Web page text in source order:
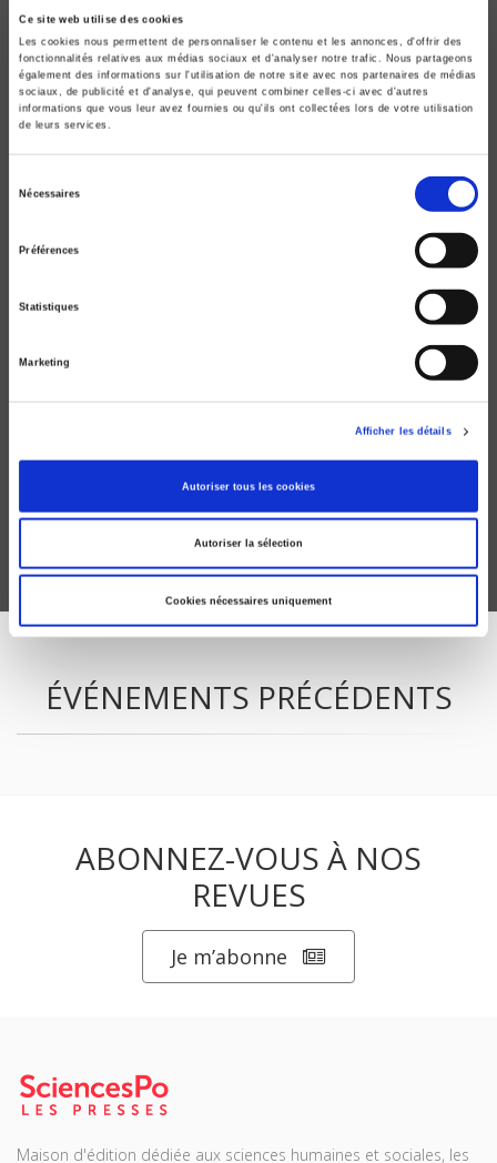
Ce site web utilise des cookies
Les cookies nous permettent de personnaliser le contenu et les annonces, d'offrir des
fonctionnalités relatives aux médias sociaux et d'analyser notre trafic. Nous partageons
également des informations sur l'utilisation de notre site avec nos partenaires de médias
sociaux, de publicité et d'analyse, qui peuvent combiner celles-ci avec d'autres
informations que vous leur avez fournies ou qu'ils ont collectées lors de votre utilisation
de leurs services.
Nécessaires
Préférences
Statistiques
Marketing
Afficher les détails
Autoriser tous les cookies
Autoriser la sélection
Cookies nécessaires uniquement
Le système politique chinois
Un nouvel équilibre autoritaire
Jean-Pierre Cabestan
ÉVÉNEMENTS PRÉCÉDENTS
ABONNEZ-VOUS À NOS
REVUES
Je m’abonne
Maison d'édition dédiée aux sciences humaines et sociales, les